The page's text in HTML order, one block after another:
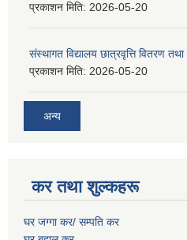
प्रकाशन मिति: 2026-05-20
संस्थागत विद्यालय छात्रवृत्ति वितरण
प्रकाशन मिति: 2026-05-20
अन्य
कर तथा शुल्कहरू
घर जग्गा कर/ सम्पति कर